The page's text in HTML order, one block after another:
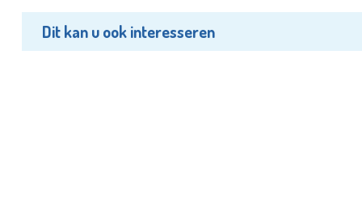
Dit kan u ook interesseren